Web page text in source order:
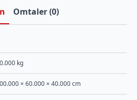
Omtaler (0)
kg
× 60.000 × 40.000 cm